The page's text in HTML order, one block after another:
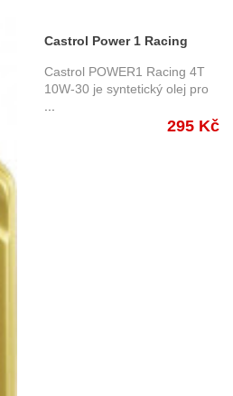
Castrol Power 1 Racing
10W30 4T 1 ltr.
Castrol POWER1 Racing 4T
10W-30 je syntetický olej pro
295 Kč